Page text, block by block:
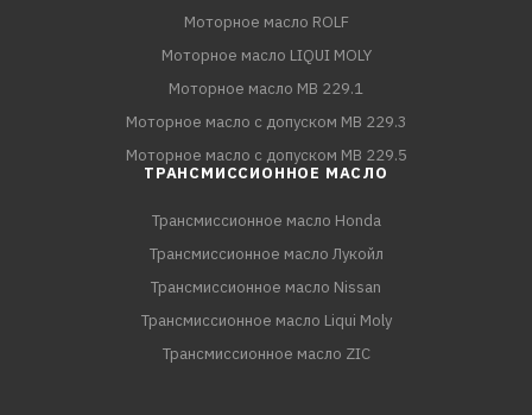
Моторное масло ROLF
Моторное масло LIQUI MOLY
Моторное масло MB 229.1
Моторное масло с допуском MB 229.3
Моторное масло с допуском MB 229.5
ТРАНСМИССИОННОЕ МАСЛО
Трансмиссионное масло Honda
Трансмиссионное масло Лукойл
Трансмиссионное масло Nissan
Трансмиссионное масло Liqui Moly
Трансмиссионное масло ZIC